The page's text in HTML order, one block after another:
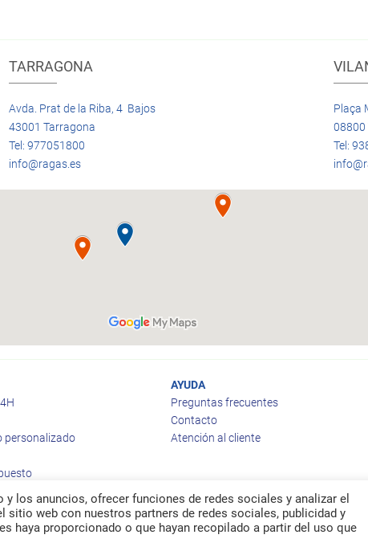
TARRAGONA
Avda. Prat de la Riba, 4 Bajos
43001 Tarragona
Tel: 977051800
info@ragas.es
Plaça
08800
Tel:
personalizado
AYUDA
Preguntas frecuentes
Contacto
Atención al cliente
los anuncios, ofrecer funciones de redes sociales y analizar el
web con nuestros partners de redes sociales, publicidad y
haya proporcionado o que hayan recopilado a partir del uso que